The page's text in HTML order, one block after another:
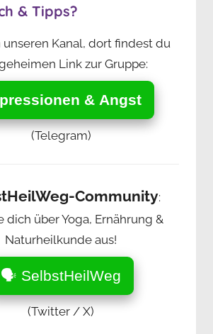
& Tipps?
unseren Kanal, dort findest du
Link zur Gruppe:
& Angst
(Telegram)
Community:
dich über Yoga, Ernährung &
Naturheilkunde aus!
🗣️ SelbstHeilWeg
(Twitter / X)